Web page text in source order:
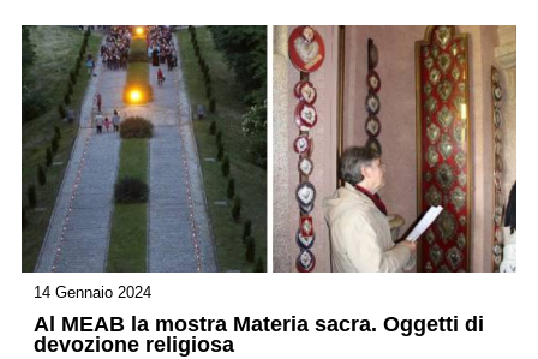
14 Gennaio 2024
Al MEAB la mostra Materia sacra. Oggetti di
devozione religiosa